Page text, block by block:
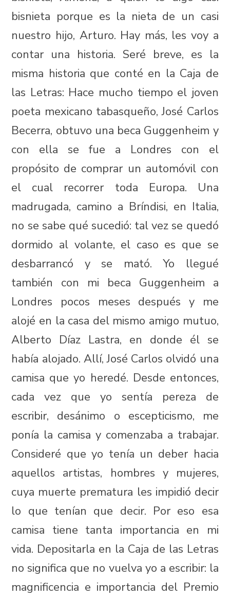
bisnieta porque es la nieta de un casi
nuestro hijo, Arturo. Hay más, les voy a
contar una historia. Seré breve, es la
misma historia que conté en la Caja de
las Letras: Hace mucho tiempo el joven
poeta mexicano tabasqueño, José Carlos
Becerra, obtuvo una beca Guggenheim y
con ella se fue a Londres con el
propósito de comprar un automóvil con
el cual recorrer toda Europa. Una
madrugada, camino a Bríndisi, en Italia,
no se sabe qué sucedió: tal vez se quedó
dormido al volante, el caso es que se
desbarrancó y se mató. Yo llegué
también con mi beca Guggenheim a
Londres pocos meses después y me
alojé en la casa del mismo amigo mutuo,
Alberto Díaz Lastra, en donde él se
había alojado. Allí, José Carlos olvidó una
camisa que yo heredé. Desde entonces,
cada vez que yo sentía pereza de
escribir, desánimo o escepticismo, me
ponía la camisa y comenzaba a trabajar.
Consideré que yo tenía un deber hacia
aquellos artistas, hombres y mujeres,
cuya muerte prematura les impidió decir
lo que tenían que decir. Por eso esa
camisa tiene tanta importancia en mi
vida. Depositarla en la Caja de las Letras
no significa que no vuelva yo a escribir: la
magnificencia e importancia del Premio